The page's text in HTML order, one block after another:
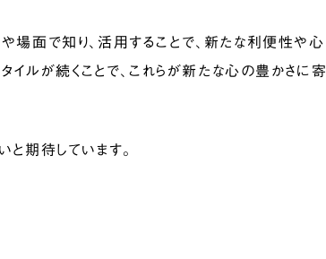
場面で知り、活用することで、新たな利便性や心
イルが続くことで、これらが新たな心の豊かさに寄
期待しています。